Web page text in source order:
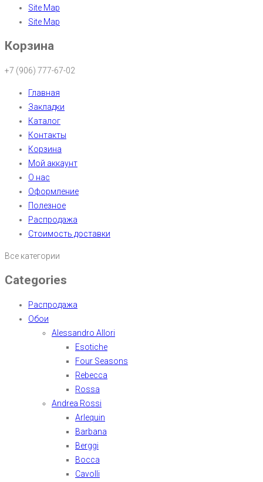
Site Map
Site Map
Корзина
+7 (906) 777-67-02
Главная
Закладки
Каталог
Контакты
Корзина
Мой аккаунт
О нас
Оформление
Полезное
Распродажа
Стоимость доставки
Все категории
Categories
Распродажа
Обои
Alessandro Allori
Esotiche
Four Seasons
Rebecca
Rossa
Andrea Rossi
Arlequin
Barbana
Berggi
Bocca
Cavolli